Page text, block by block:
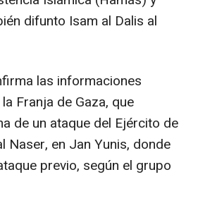
difunto Isam al Dalis al
las informaciones
Franja de Gaza, que
de un ataque del Ejército de
en Jan Yunis, donde
previo, según el grupo